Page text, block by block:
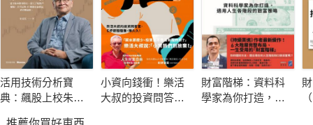
活用技術分析寶
典：飆股上校朱家
小資向錢衝！樂活
大叔的投資問答
財富階梯：資料科
學家為你打造，適